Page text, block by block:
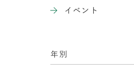
イベント
年別